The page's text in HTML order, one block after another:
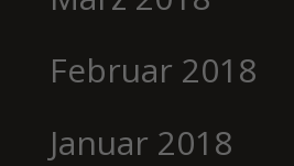
Februar 2018
Januar 2018